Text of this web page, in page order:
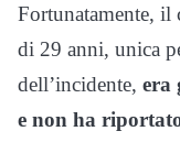
Fortunatamente, il
di 29 anni, unica
dell’incidente, era
e non ha